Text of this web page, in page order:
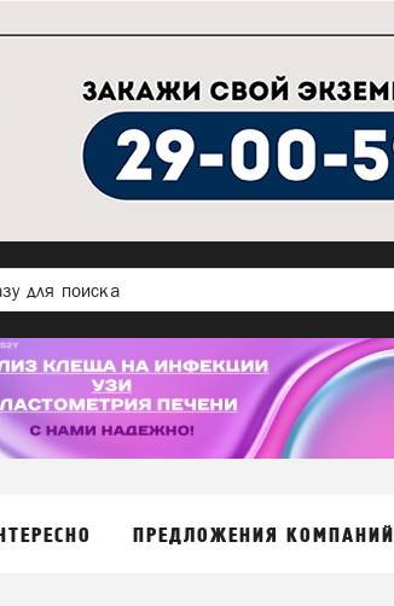
ПРЕДЛОЖЕНИЯ КОМПАНИЙ